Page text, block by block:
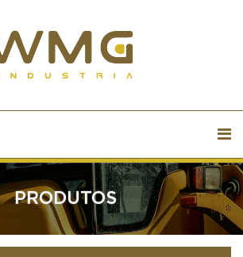
PRODUTOS